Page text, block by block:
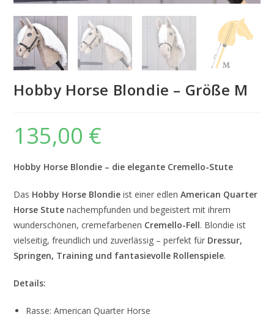
Hobby Horse Blondie – Größe M
135,00 €
Hobby Horse Blondie – die elegante Cremello-Stute
Das Hobby Horse Blondie ist einer edlenAmerican Quarter
Horse Stute nachempfunden und begeistert mit ihrem
wunderschönen, cremefarbenen Cremello-Fell. Blondie ist
vielseitig, freundlich und zuverlässig – perfekt für Dressur,
Springen, Training und fantasievolle Rollenspiele.
Details:
Rasse: American Quarter Horse